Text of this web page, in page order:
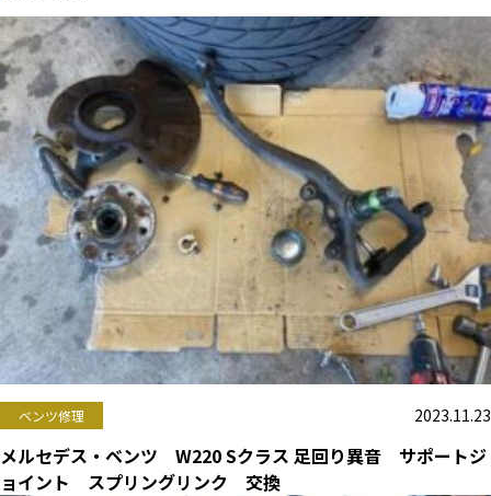
ベンツ修理 2023.11.23
メルセデス・ベンツ W220 Sクラス 足回り異音 サポートジ
ョイント スプリングリンク 交換